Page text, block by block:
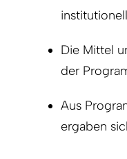
Die Mittel
der
Aus
ergaben